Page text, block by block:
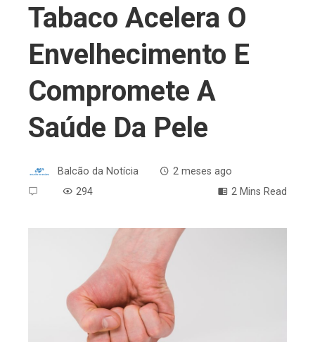
Tabaco Acelera O
Envelhecimento E
Compromete A
Saúde Da Pele
Balcão da Notícia
2 meses ago
294
2 Mins Read